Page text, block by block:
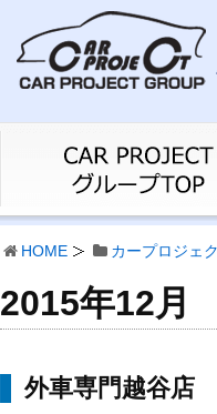
HOME カープロジェ
2015年12月
外車専門越谷店